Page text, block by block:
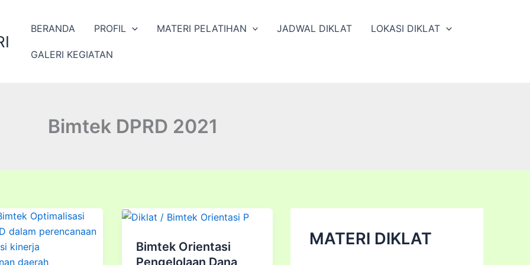
BERANDA PROFIL MATERI PELATIHAN JADWAL DIKLAT LOKASI DIKLAT
GALERI KEGIATAN
Bimtek DPRD 2021
Bimtek Orientasi
Pengelolaan Dana
MATERI DIKLAT